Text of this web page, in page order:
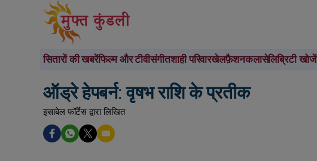
सितारों की खबरेंफिल्म और टीवीसंगीतशाही परिवारखेलफ़ैशनकलासेलिब्रिटी खोजें
ऑड्रे हेपबर्न: वृषभ राशि के प्रतीक
इसाबेल फॉर्टेस द्वारा लिखित